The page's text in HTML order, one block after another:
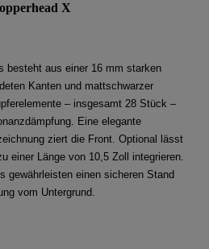
X
besteht aus einer 16 mm starken
Kanten und mattschwarzer
– insgesamt 28 Stück –
Eine elegante
ziert die Front. Optional lässt
einer Länge von 10,5 Zoll integrieren.
gewährleisten einen sicheren Stand
vom Untergrund.